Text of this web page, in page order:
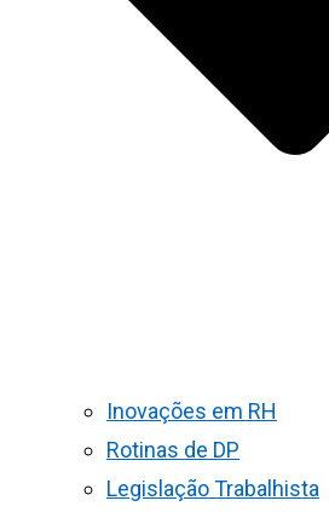
Inovações em RH
Rotinas de DP
Legislação Trabalhista